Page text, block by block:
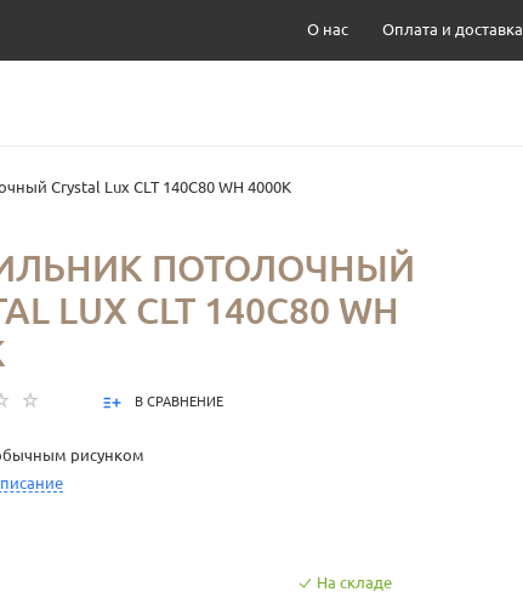
О нас Оплата и доставка
Crystal Lux CLT 140C80 WH 4000K
ПОТОЛОЧНЫЙ
LUX CLT 140C80 WH
В СРАВНЕНИЕ
рисунком
На складе